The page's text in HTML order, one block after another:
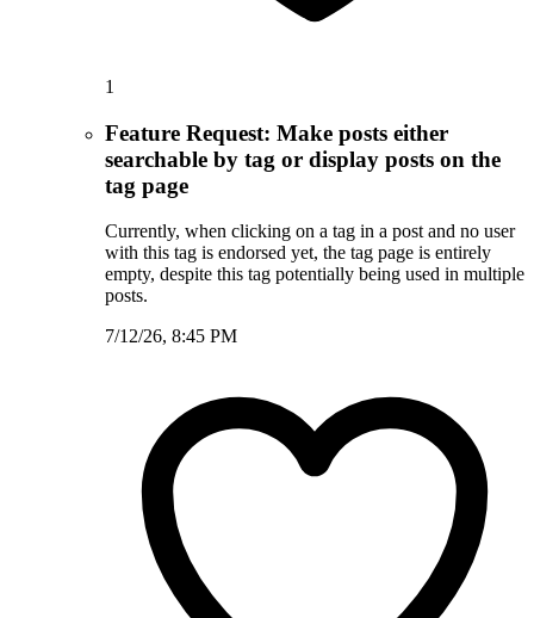
1
Feature Request: Make posts either
searchable by tag or display posts on the
tag page
Currently, when clicking on a tag in a post and no user
with this tag is endorsed yet, the tag page is entirely
empty, despite this tag potentially being used in multiple
posts.
7/12/26, 8:45 PM